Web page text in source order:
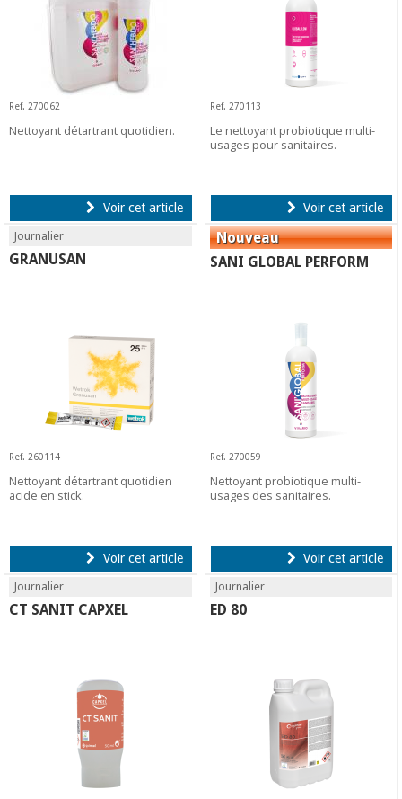
Ref. 270062
Nettoyant détartrant quotidien.
Voir cet article
Ref. 270113
Le nettoyant probiotique multi-
usages pour sanitaires.
Voir cet article
Journalier
GRANUSAN
Ref. 260114
Nettoyant détartrant quotidien
acide en stick.
Voir cet article
SANI GLOBAL PERFORM
Ref. 270059
Nettoyant probiotique multi-
usages des sanitaires.
Voir cet article
Journalier
CT SANIT CAPXEL
Journalier
ED 80